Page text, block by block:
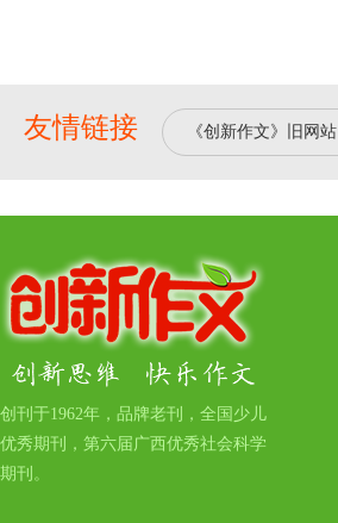
友情链接 《创新作文》旧网站
创刊于1962年，品牌老刊，全国少儿
优秀期刊，第六届广西优秀社会科学
期刊。